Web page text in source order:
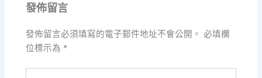
發佈留言
發佈留言必須填寫的電子郵件地址不會公開。 必填欄
位標示為 *